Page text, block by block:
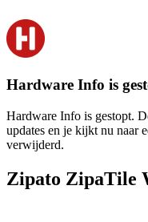
Hardware Info is
Hardware Info is gestopt.
updates en je kijkt nu naar
verwijderd.
Zipato ZipaTile